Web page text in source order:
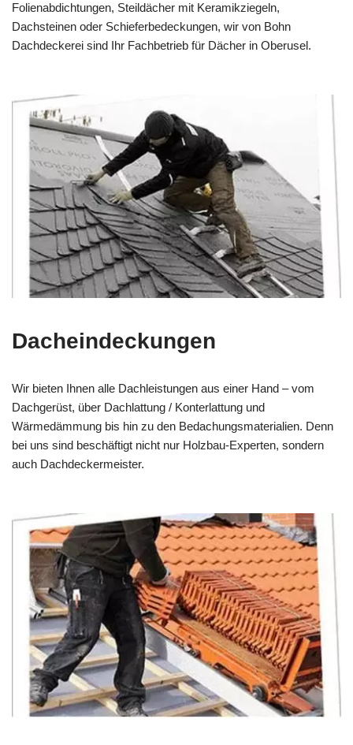
Folienabdichtungen, Steildächer mit Keramikziegeln,
Dachsteinen oder Schieferbedeckungen, wir von Bohn
Dachdeckerei sind Ihr Fachbetrieb für Dächer in Oberusel.
Dacheindeckungen
Wir bieten Ihnen alle Dachleistungen aus einer Hand – vom
Dachgerüst, über Dachlattung / Konterlattung und
Wärmedämmung bis hin zu den Bedachungsmaterialien. Denn
bei uns sind beschäftigt nicht nur Holzbau-Experten, sondern
auch Dachdeckermeister.